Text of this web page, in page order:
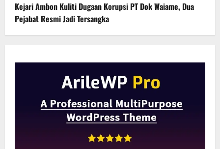
Kejari Ambon Kuliti Dugaan Korupsi PT Dok Waiame, Dua
Pejabat Resmi Jadi Tersangka